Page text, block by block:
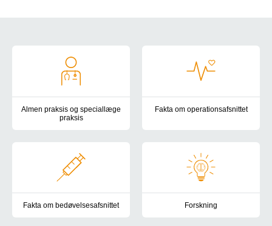
Almen praksis og speciallæge
praksis
Fakta om operationsafsnittet
Fakta om bedøvelsesafsnittet Forskning